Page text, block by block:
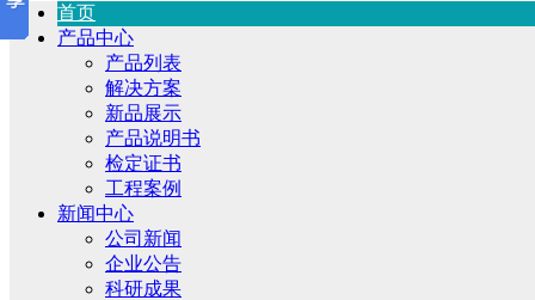
首页
产品中心
产品列表
解决方案
新品展示
产品说明书
检定证书
工程案例
新闻中心
公司新闻
企业公告
科研成果